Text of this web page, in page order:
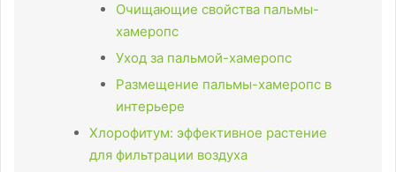
Очищающие свойства пальмы-
хамеропс
Уход за пальмой-хамеропс
Размещение пальмы-хамеропс в
интерьере
Хлорофитум: эффективное растение
для фильтрации воздуха